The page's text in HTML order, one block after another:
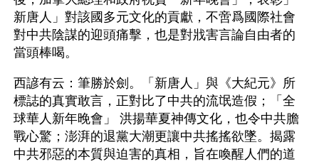
新唐人」對該國多元文化的貢獻，不啻爲國際社會
對中共陰謀的迎頭痛擊，也是對戕害言論自由者的
當頭棒喝。
西諺有云：筆勝於劍。「新唐人」與《大紀元》所
標誌的真實敢言，正對比了中共的流氓造假；「全
球華人新年晚會」 洪揚華夏神傳文化，也令中共膽
戰心驚；澎湃的退黨大潮更讓中共搖搖欲墜。揭露
中共邪惡的本質與迫害的真相，旨在喚醒人們的道